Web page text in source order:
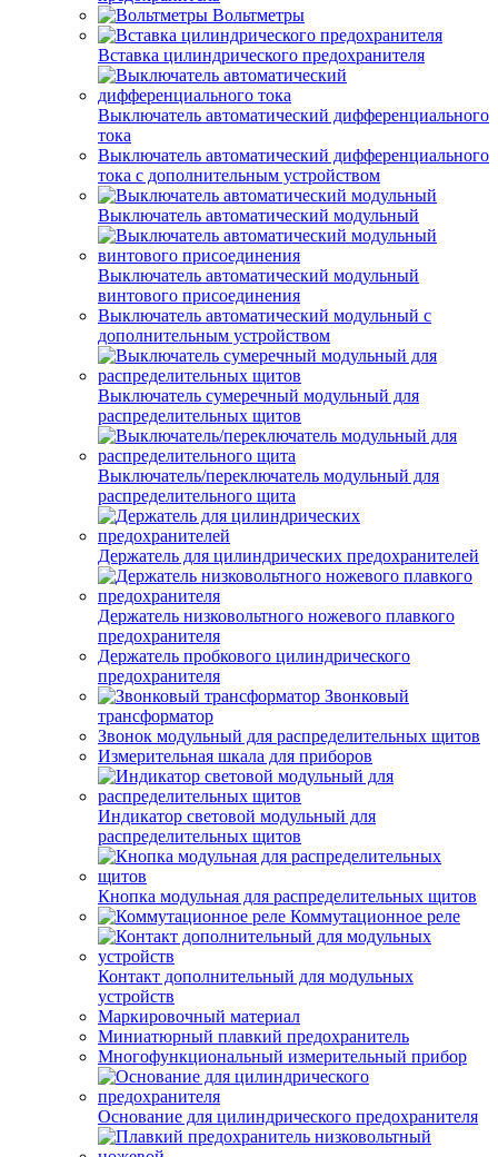
Вольтметры
Вставка цилиндрического предохранителя
Выключатель автоматический дифференциального
тока
Выключатель автоматический дифференциального
тока с дополнительным устройством
Выключатель автоматический модульный
Выключатель автоматический модульный
винтового присоединения
Выключатель автоматический модульный с
дополнительным устройством
Выключатель сумеречный модульный для
распределительных щитов
Выключатель/переключатель модульный для
распределительного щита
Держатель для цилиндрических предохранителей
Держатель низковольтного ножевого плавкого
предохранителя
Держатель пробкового цилиндрического
предохранителя
Звонковый
трансформатор
Звонок модульный для распределительных щитов
Измерительная шкала для приборов
Индикатор световой модульный для
распределительных щитов
Кнопка модульная для распределительных щитов
Коммутационное реле
Контакт дополнительный для модульных
устройств
Маркировочный материал
Миниатюрный плавкий предохранитель
Многофункциональный измерительный прибор
Основание для цилиндрического предохранителя